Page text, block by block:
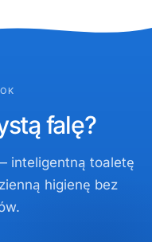
falę?
inteligentną toaletę
higienę bez